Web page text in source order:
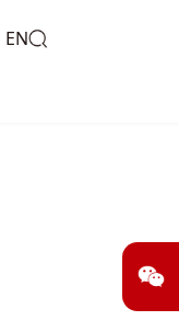
EN